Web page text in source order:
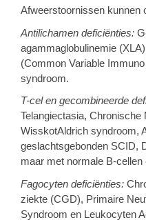
Afweerstoornissen kunnen
Antilichamen deficiënties:
agammaglobulinemie
(Common Variable
syndroom.
T-cel en gecombineerde
Telangiectasia,
WisskotAldrich syndroom,
geslachtsgebonden SCID,
maar met normale B-
Fagocyten deficiënties:
ziekte (CGD), Primaire
Syndroom en Leukocyten